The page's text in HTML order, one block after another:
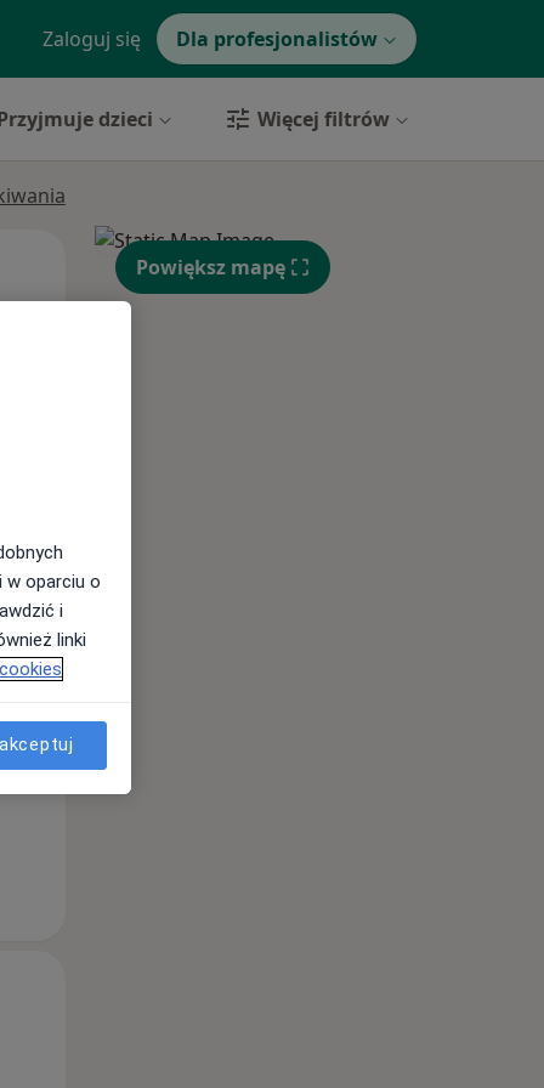
Zaloguj się Dla profesjonalistów
dzieci Więcej filtrów
Wt, Śr,
Pon,
10 Sie
Powiększ mapę
w oparciu o
i
linki